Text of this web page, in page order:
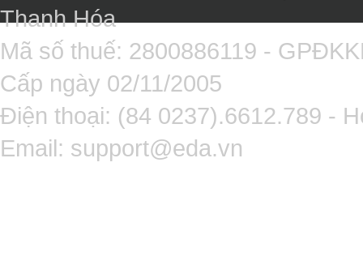
Thanh Hóa
Mã số thuế: 2800886119 -
Cấp ngày 02/11/2005
Điện thoại: (84 0237).6612.789 -
Email: support@eda.vn